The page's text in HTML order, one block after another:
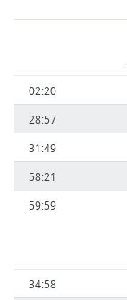
забившие
голы
Время Имя
игрока
02:20
28:57
31:49
58:21
59:59
Время Имя
игрока
34:58